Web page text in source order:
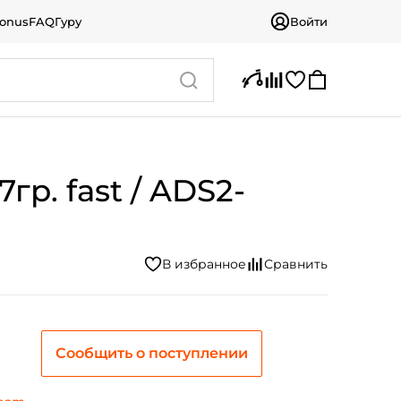
FAQГуру Войти
fast / ADS2-
Сообщить о поступлении